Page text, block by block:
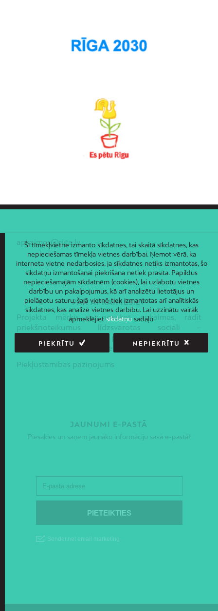
apkaimes@riga.lv
PAR APKAIMES.LV
Projekta mērķis ir nosakot apkaimes, radīt
priekšnoteikumus līdzsvarotas sociāli –
ekonomiskās un telpiskās politikas ieviešanai Rīgas
pilsētas administratīvajā teritorijā.
Piekļūstamības paziņojums
JAUNUMI E-PASTĀ
Piesakies un saņem jaunāko informāciju savā e-pastā!
Šī tīmekļvietne izmanto sīkdatnes, tai skaitā sīkdatnes, kas
nepieciešamas tīmekļa vietnes darbībai. Ņemot vērā, ka
interneta vietne nedarbosies, ja sīkdatnes netiks izmantotas, šo
sīkdatņu izmantošanai piekrišana netiek prasīta. Papildus
nepieciešamajām sīkdatnēm (cookies), lai uzlabotu vietnes
darbību un pakalpojumus, kā arī analizētu lietotājus un
pielāgotu saturu, šajā vietnē tiek izmantotas arī analītiskās
sīkdatnes, kas analizē vietnes darbību. Lai uzzinātu vairāk
apmeklējietsīkdatņusadaļu.
PIEKRĪTU NEPIEKRĪTU